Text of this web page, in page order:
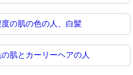
の肌の色の人、白髪
肌とカーリーヘアの人